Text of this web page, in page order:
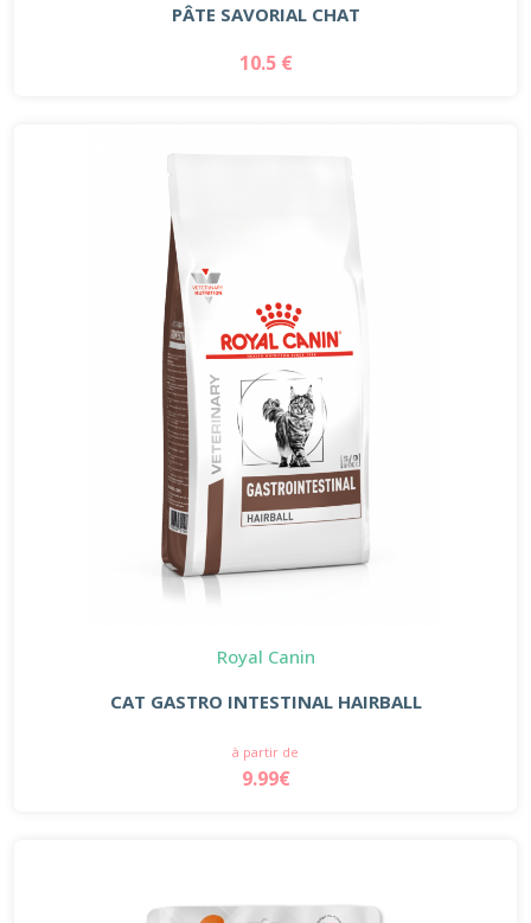
PÂTE SAVORIAL CHAT
10.5 €
Royal Canin
CAT GASTRO INTESTINAL HAIRBALL
à partir de
9.99€